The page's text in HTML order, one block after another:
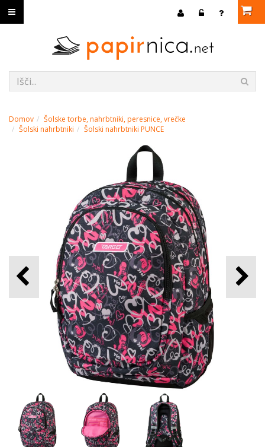
Domov
Šolske torbe, nahrbtniki, peresnice, vrečke
Šolski nahrbtniki
Šolski nahrbtniki PUNCE